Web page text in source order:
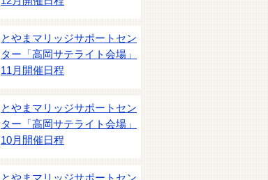
とやまマリッジサポートセン
ター「高岡サテライト会場」
11月開催日程
とやまマリッジサポートセン
ター「高岡サテライト会場」
10月開催日程